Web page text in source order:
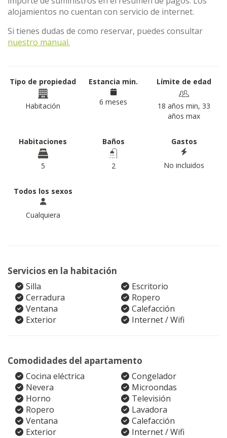
alojamientos no cuentan con servicio de internet.
Si tienes dudas de como reservar, puedes consultar
nuestro manual.
Tipo de propiedad
Habitación
Estancia min.
6 meses
Límite de edad
18 años min, 33
años max
Habitaciones
5
Baños
2
Gastos
No incluidos
Todos los sexos
Cualquiera
Servicios en la habitación
Silla
Escritorio
Cerradura
Ropero
Ventana
Calefacción
Exterior
Internet / Wifi
Comodidades del apartamento
Cocina eléctrica
Congelador
Nevera
Microondas
Horno
Televisión
Ropero
Lavadora
Ventana
Calefacción
Exterior
Internet / Wifi